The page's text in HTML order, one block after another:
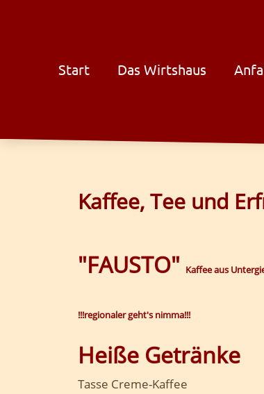
Start Das Wirtshaus
Kaffee, Tee und
"FAUSTO" Kaffee aus
!!!regionaler geht's nimma!!!
Heiße Getränke
Tasse Creme-Kaffee